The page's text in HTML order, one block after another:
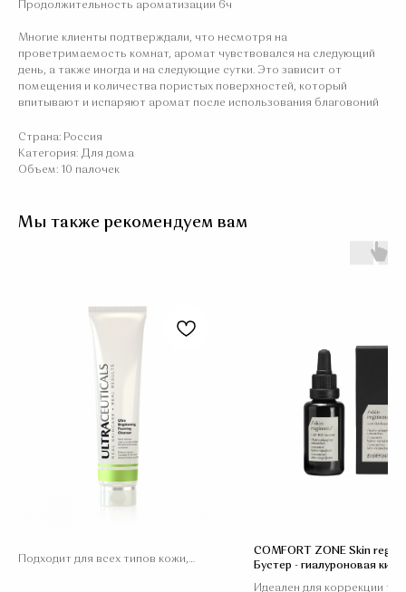
Продолжительность ароматизации 6ч
Многие клиенты подтверждали, что несмотря на
проветримаемость комнат, аромат чувствовался на следующий
день, а также иногда и на следующие сутки. Это зависит от
помещения и количества пористых поверхностей, который
впитывают и испаряют аромат после использования благовоний
Страна: Россия
Категория: Для дома
Объем: 10 палочек
Мы также рекомендуем вам
Подходит для всех типов кожи,
COMFORT ZONE Skin
Бустер - гиалуроновая
Идеален для коррекции